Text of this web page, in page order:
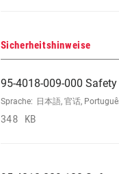
Sicherheitshinweise
95-4018-009-000
Sprache: 日本語, 官话,
348 KB